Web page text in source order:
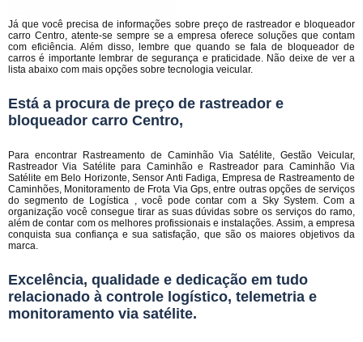
Já que você precisa de informações sobre preço de rastreador e bloqueador
carro Centro, atente-se sempre se a empresa oferece soluções que contam
com eficiência. Além disso, lembre que quando se fala de bloqueador de
carros é importante lembrar de segurança e praticidade. Não deixe de ver a
lista abaixo com mais opções sobre tecnologia veicular.
Está a procura de preço de rastreador e
bloqueador carro Centro,
Para encontrar Rastreamento de Caminhão Via Satélite, Gestão Veicular,
Rastreador Via Satélite para Caminhão e Rastreador para Caminhão Via
Satélite em Belo Horizonte, Sensor Anti Fadiga, Empresa de Rastreamento de
Caminhões, Monitoramento de Frota Via Gps, entre outras opções de serviços
do segmento de Logística , você pode contar com a Sky System. Com a
organização você consegue tirar as suas dúvidas sobre os serviços do ramo,
além de contar com os melhores profissionais e instalações. Assim, a empresa
conquista sua confiança e sua satisfação, que são os maiores objetivos da
marca.
Excelência, qualidade e dedicação em tudo
relacionado à controle logístico, telemetria e
monitoramento via satélite.